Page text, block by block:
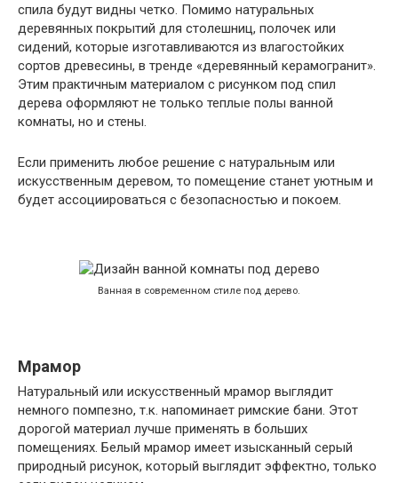
спила будут видны четко. Помимо натуральных
деревянных покрытий для столешниц, полочек или
сидений, которые изготавливаются из влагостойких
сортов древесины, в тренде «деревянный керамогранит».
Этим практичным материалом с рисунком под спил
дерева оформляют не только теплые полы ванной
комнаты, но и стены.
Если применить любое решение с натуральным или
искусственным деревом, то помещение станет уютным и
будет ассоциироваться с безопасностью и покоем.
Ванная в современном стиле под дерево.
Мрамор
Натуральный или искусственный мрамор выглядит
немного помпезно, т.к. напоминает римские бани. Этот
дорогой материал лучше применять в больших
помещениях. Белый мрамор имеет изысканный серый
природный рисунок, который выглядит эффектно, только